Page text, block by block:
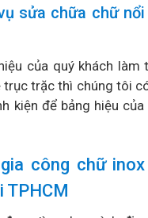
sửa chữa chữ
của quý khách
trục trặc thì chúng tôi
kiện để bảng hiệu
công chữ
TPHCM